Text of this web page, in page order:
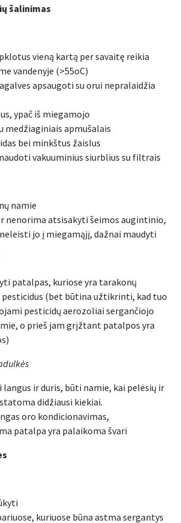
šalinimas
vieną kartą per savaitę reikia
vandenyje (>55oC)
apsaugoti su orui nepralaidžia
ypač iš miegamojo
medžiaginiais apmušalais
bei minkštus žaislus
vakuuminius siurblius su filtrais
namie
nenorima atsisakyti šeimos augintinio,
jo į miegamąjį, dažnai maudyti
patalpas, kuriose yra tarakonų
pesticidus (bet būtina užtikrinti, kad tuo
pesticidų aerozoliai sergančiojo
o prieš jam grįžtant patalpos yra
langus ir duris, būti namie, kai pelėsių ir
didžiausi kiekiai.
oro kondicionavimas,
patalpa yra palaikoma švari
kuriuose būna astma sergantys